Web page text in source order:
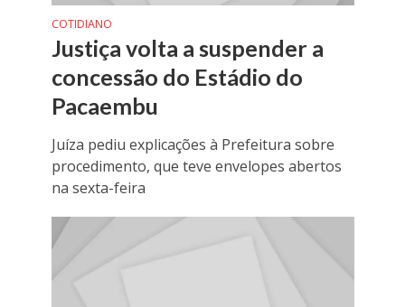
COTIDIANO
Justiça volta a suspender a
concessão do Estádio do
Pacaembu
Juíza pediu explicações à Prefeitura sobre
procedimento, que teve envelopes abertos
na sexta-feira